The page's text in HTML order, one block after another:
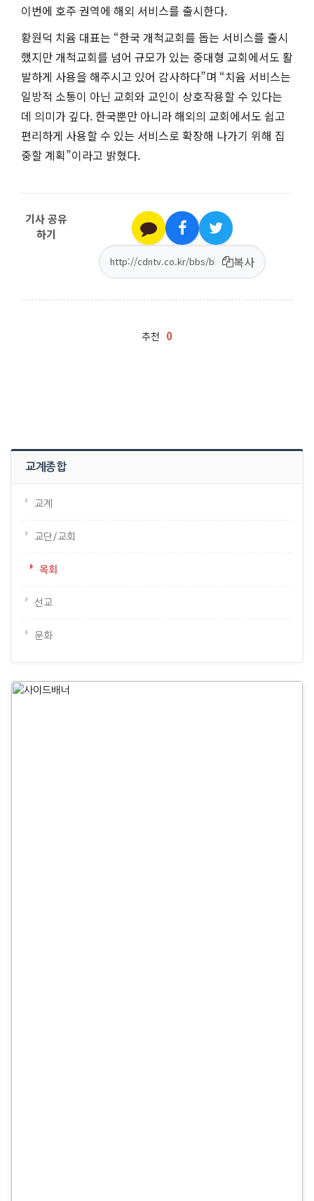
이번에 호주 권역에 해외 서비스를 출시한다.
황원덕 치윰 대표는 “한국 개척교회를 돕는 서비스를 출시
했지만 개척교회를 넘어 규모가 있는 중대형 교회에서도 활
발하게 사용을 해주시고 있어 감사하다”며 “치윰 서비스는
일방적 소통이 아닌 교회와 교인이 상호작용할 수 있다는
데 의미가 깊다. 한국뿐만 아니라 해외의 교회에서도 쉽고
편리하게 사용할 수 있는 서비스로 확장해 나가기 위해 집
중할 계획”이라고 밝혔다.
기사 공유
하기
복사
추천 0
교계종합
교계
교단/교회
목회
선교
문화